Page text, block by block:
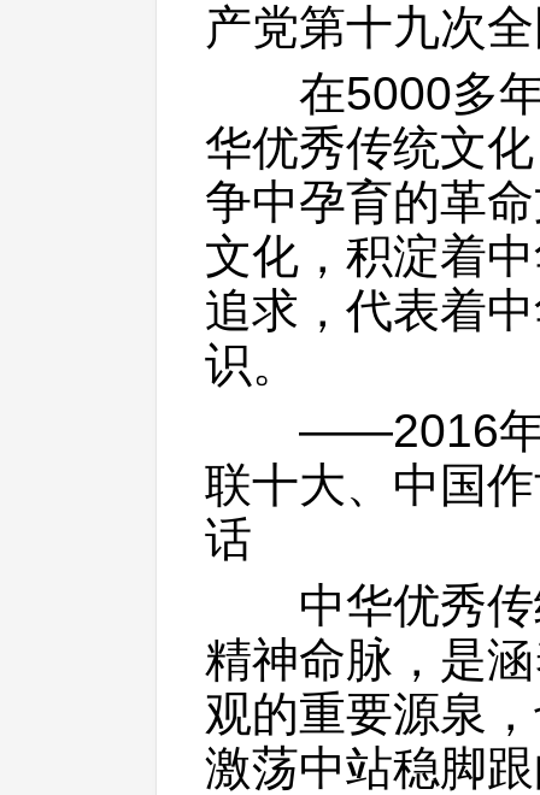
产党第十九次
在5000多年
华优秀传统文
争中孕育的革
文化，积淀着
追求，代表着
识。
——2016年
联十大、中国
话
中华优秀传
精神命脉，是
观的重要源泉
激荡中站稳脚